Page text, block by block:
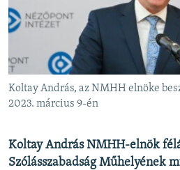
VILÁG
KLÍMAVÁLTOZÁS
A MÚLT TANULSÁGAI
KÖVESSEN MINKET!
Koltay András, az NMHH elnöke
2023. március 9-én
Koltay András NMHH-elnök
Szólásszabadság Műhelyének